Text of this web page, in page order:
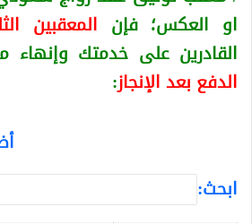
او العكس؛ فإن المعقبين
القادرين على خدمتك وإنهاء
الدفع بعد الإنجاز:
ابحث: